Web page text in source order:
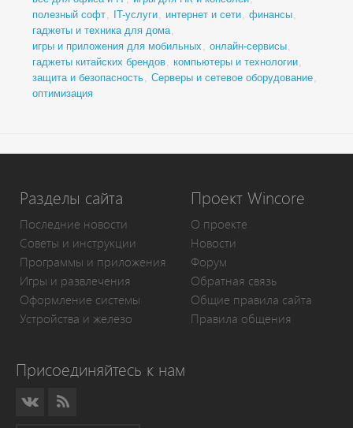
полезный софт, IT-услуги, интернет и сети, финансы,
гаджеты и техника для дома,
игры и приложения для мобильных , онлайн-сервисы,
гаджеты китайских брендов, компьютеры и технологии,
защита и безопасность, Серверы и сетевое оборудование,
оптимизация
Разделы сайта
Последние новости
Советы и инструкции
Программы и приложения
Игры и развлечения
Оформление системы
Устройства и железо
Проект Wincore
О проекте
Новости
Форум
Обратная связь
Общие правила сайта
Правила общения
Присоединяйтесь к нам